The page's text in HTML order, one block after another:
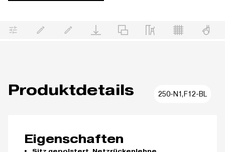
Produktdetails 250-N1,F12-BL
Eigenschaften